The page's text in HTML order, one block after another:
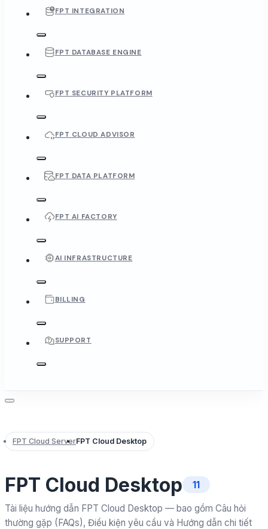
FPT INTEGRATION
FPT DATABASE ENGINE
FPT SECURITY PLATFORM
FPT CLOUD ADVISOR
FPT DATA PLATFORM
FPT AI FACTORY
AI INFRASTRUCTURE
BILLING
SUPPORT
FPT Cloud ServerFPT Cloud Desktop
FPT Cloud Desktop 11
Tài liệu hướng dẫn FPT Cloud Desktop — bao gồm Câu hỏi
thường gặp (FAQs), Điều kiện yêu cầu và Hướng dẫn chi tiết